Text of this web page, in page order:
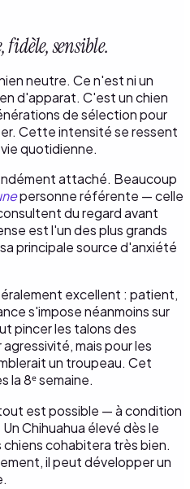
fidèle, sensible.
neutre. Ce n'est ni un
d'apparat. C'est un chien
de sélection pour
Cette intensité se ressent
quotidienne.
attaché. Beaucoup
personne référente — celle
du regard avant
est l'un des plus grands
principale source d'anxiété
excellent : patient,
s'impose néanmoins sur
pincer les talons des
mais pour les
un troupeau. Cet
la 8ᵉ semaine.
est possible — à condition
Chihuahua élevé dès le
cohabitera très bien.
il peut développer un